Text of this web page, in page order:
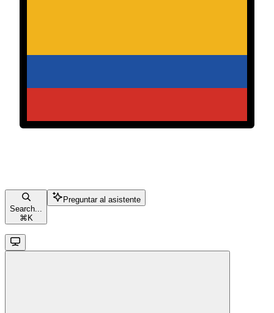
Search...
⌘ K
Preguntar al asistente